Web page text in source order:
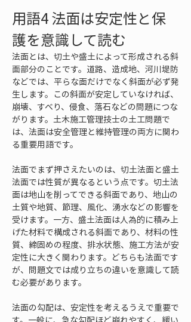
用語4 法面は安定性と保
護を意識して読む
法面とは、切土や盛土によって形成される斜
面部分のことです。道路、造成地、河川堤防
などでは、平らな面だけでなく斜面が必ず発
生します。この斜面が安定していなければ、
崩壊、すべり、侵食、落石などの問題につな
がります。土木施工管理技士の土工問題で
は、法面は安全管理と維持管理の両方に関わ
る重要用語です。
法面でまず押さえたいのは、切土法面と盛土
法面では性質が異なるという点です。切土法
面は地山を削ってできる斜面であり、地山の
土質や地質、節理、風化、湧水などの影響を
受けます。一方、盛土法面は人為的に積み上
げた材料で構成される斜面であり、材料の性
質、締固めの程度、排水状態、施工方法が安
定性に大きく関わります。どちらも法面です
が、問題文では成り立ちの違いを意識して読
む必要があります。
法面の勾配は、安定性を考えるうえで重要で
す。一般に、急な勾配ほど崩れやすく、緩い